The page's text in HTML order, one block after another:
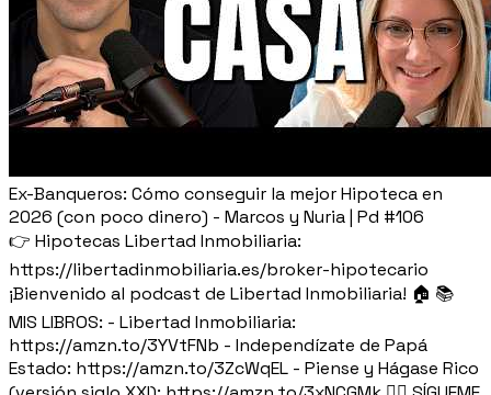
Ex-Banqueros: Cómo conseguir la mejor Hipoteca en
2026 (con poco dinero) - Marcos y Nuria | Pd #106
👉 Hipotecas Libertad Inmobiliaria:
https://libertadinmobiliaria.es/broker-hipotecario
¡Bienvenido al podcast de Libertad Inmobiliaria! 🏠 📚
MIS LIBROS: - Libertad Inmobiliaria:
https://amzn.to/3YVtFNb - Independízate de Papá
Estado: https://amzn.to/3ZcWqEL - Piense y Hágase Rico